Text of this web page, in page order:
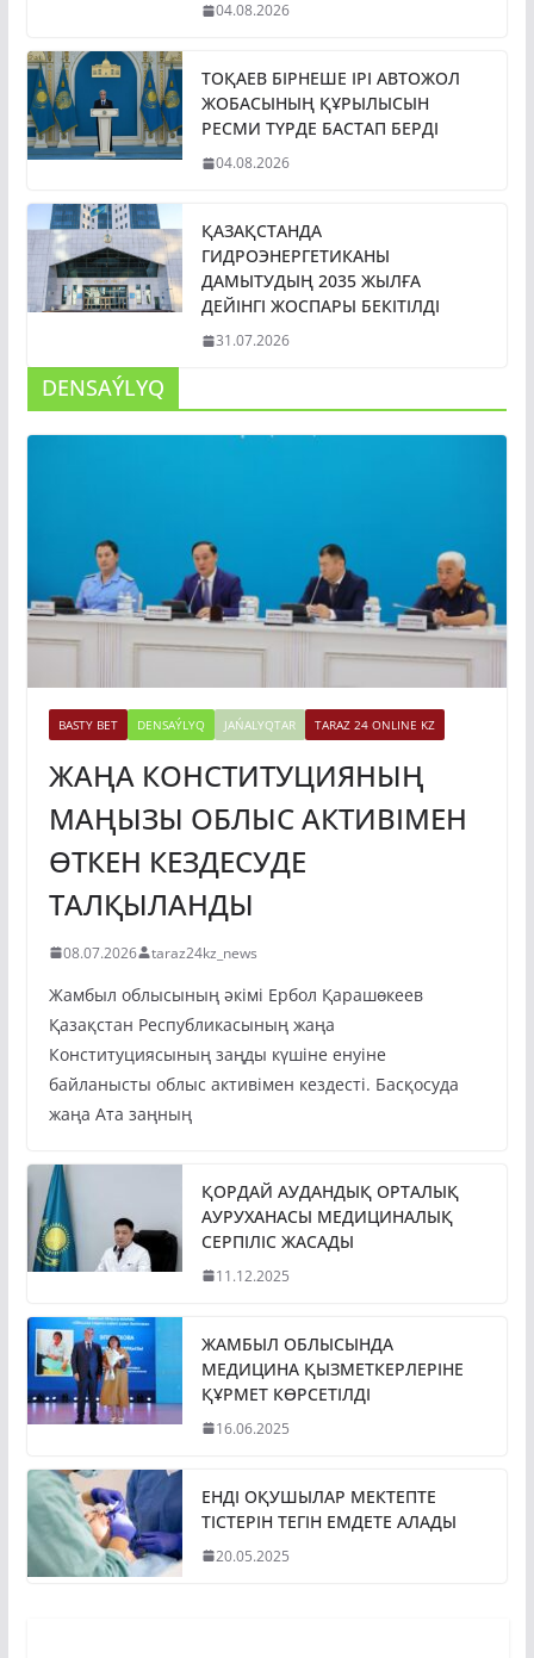
04.08.2026
ТОҚАЕВ БІРНЕШЕ ІРІ АВТОЖОЛ
ЖОБАСЫНЫҢ ҚҰРЫЛЫСЫН
РЕСМИ ТҮРДЕ БАСТАП БЕРДІ
04.08.2026
ҚАЗАҚСТАНДА
ГИДРОЭНЕРГЕТИКАНЫ
ДАМЫТУДЫҢ 2035 ЖЫЛҒА
ДЕЙІНГІ ЖОСПАРЫ БЕКІТІЛДІ
31.07.2026
DENSAÝLYQ
BASTY BET DENSAÝLYQ JAŃALYQTAR TARAZ 24 ONLINE KZ
ЖАҢА КОНСТИТУЦИЯНЫҢ
МАҢЫЗЫ ОБЛЫС АКТИВІМЕН
ӨТКЕН КЕЗДЕСУДЕ
ТАЛҚЫЛАНДЫ
08.07.2026 taraz24kz_news
Жамбыл облысының әкімі Ербол Қарашөкеев
Қазақстан Республикасының жаңа
Конституциясының заңды күшіне енуіне
байланысты облыс активімен кездесті. Басқосуда
жаңа Ата заңның
ҚОРДАЙ АУДАНДЫҚ ОРТАЛЫҚ
АУРУХАНАСЫ МЕДИЦИНАЛЫҚ
СЕРПІЛІС ЖАСАДЫ
11.12.2025
ЖАМБЫЛ ОБЛЫСЫНДА
МЕДИЦИНА ҚЫЗМЕТКЕРЛЕРІНЕ
ҚҰРМЕТ КӨРСЕТІЛДІ
16.06.2025
ЕНДІ ОҚУШЫЛАР МЕКТЕПТЕ
ТІСТЕРІН ТЕГІН ЕМДЕТЕ АЛАДЫ
20.05.2025